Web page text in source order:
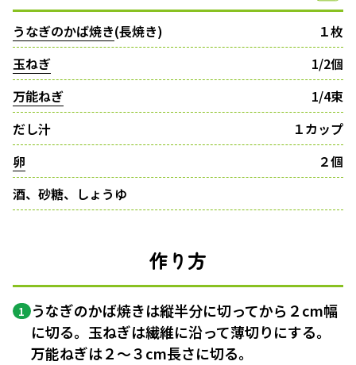
うなぎのかば焼き(長焼き)
１枚
玉ねぎ
1/2個
万能ねぎ
1/4束
だし汁
１カップ
卵
２個
酒、砂糖、しょうゆ
作り方
1 うなぎのかば焼きは縦半分に切ってから２cm幅
に切る。玉ねぎは繊維に沿って薄切りにする。
万能ねぎは２〜３cm長さに切る。